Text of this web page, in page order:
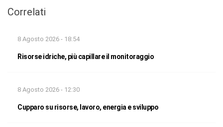
Correlati
8 Agosto 2026 - 18:54
Risorse idriche, più capillare il monitoraggio
8 Agosto 2026 - 12:30
Cupparo su risorse, lavoro, energia e sviluppo